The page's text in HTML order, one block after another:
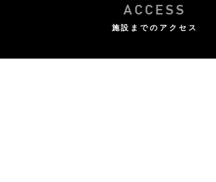
ACCESS
施設までのアクセス